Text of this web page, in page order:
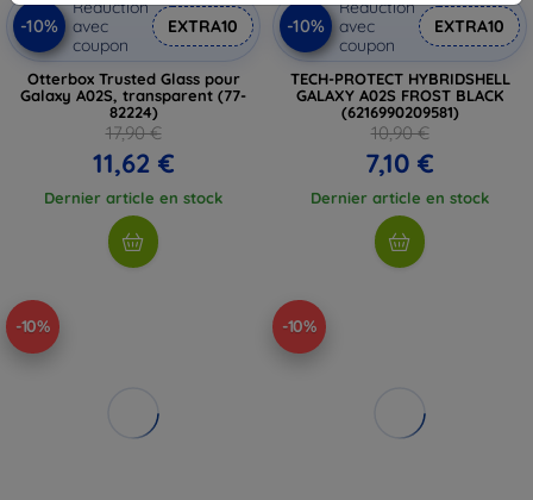
-10%
Réduction
avec
coupon
EXTRA10
Otterbox Trusted Glass pour
Galaxy A02S, transparent (77-
82224)
17,90 €
11,62 €
Dernier article en stock
-10%
Réduction
avec
coupon
EXTRA10
TECH-PROTECT HYBRIDSHELL
GALAXY A02S FROST BLACK
(6216990209581)
10,90 €
7,10 €
Dernier article en stock
-10% -10%